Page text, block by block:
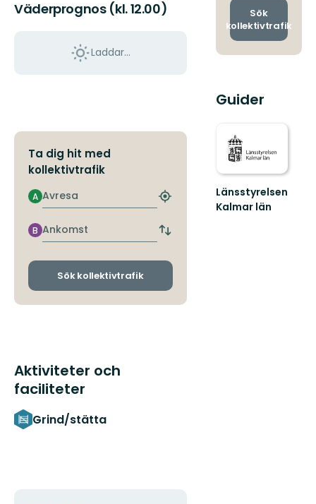
Väderprognos (kl. 12.00)
Laddar...
Ta dig hit med
kollektivtrafik
Avresa
A
Hitta
hållplats
Ankomst
B
Byt
och
Sök kollektivtrafik
Aktiviteter och
faciliteter
Grind/stätta
Sök
kollektivtrafik
Guider
Länsstyrelsen
Kalmar län